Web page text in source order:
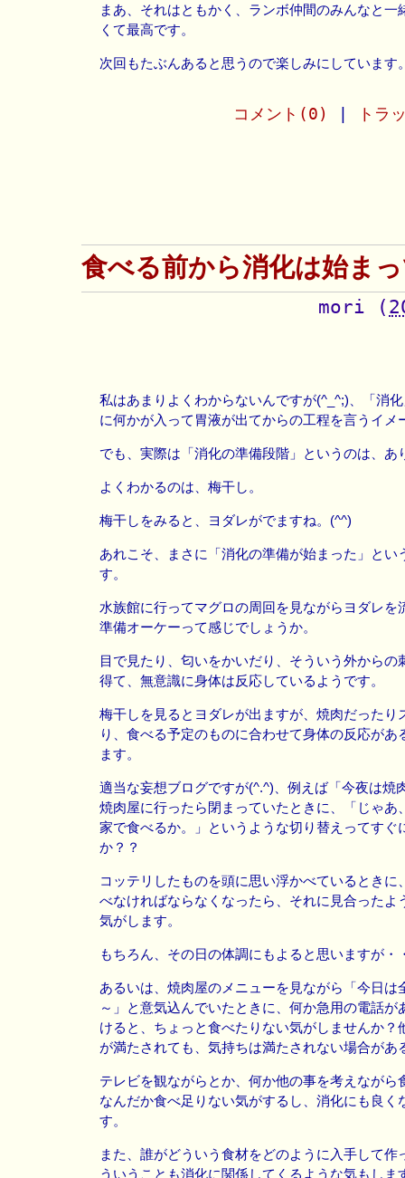
まあ、それはともかく、ランボ仲間のみんなと一
くて最高です。
次回もたぶんあると思うので楽しみにしています
コメント(0) | トラ
食べる前から消化は始ま
mori (
私はあまりよくわからないんですが(^_^;)、「消
に何かが入って胃液が出てからの工程を言うイメ
でも、実際は「消化の準備段階」というのは、あ
よくわかるのは、梅干し。
梅干しをみると、ヨダレがでますね。(^^)
あれこそ、まさに「消化の準備が始まった」とい
す。
水族館に行ってマグロの周回を見ながらヨダレを
準備オーケーって感じでしょうか。
目で見たり、匂いをかいだり、そういう外からの
得て、無意識に身体は反応しているようです。
梅干しを見るとヨダレが出ますが、焼肉だったり
り、食べる予定のものに合わせて身体の反応があ
ます。
適当な妄想ブログですが(^.^)、例えば「今夜は焼
焼肉屋に行ったら閉まっていたときに、「じゃあ
家で食べるか。」というような切り替えってすぐ
か？？
コッテリしたものを頭に思い浮かべているときに
べなければならなくなったら、それに見合ったよ
気がします。
もちろん、その日の体調にもよると思いますが・
あるいは、焼肉屋のメニューを見ながら「今日は
～」と意気込んでいたときに、何か急用の電話が
けると、ちょっと食べたりない気がしませんか？
が満たされても、気持ちは満たされない場合があ
テレビを観ながらとか、何か他の事を考えながら
なんだか食べ足りない気がするし、消化にも良く
す。
また、誰がどういう食材をどのように入手して作
ういうことも消化に関係してくるような気もしま